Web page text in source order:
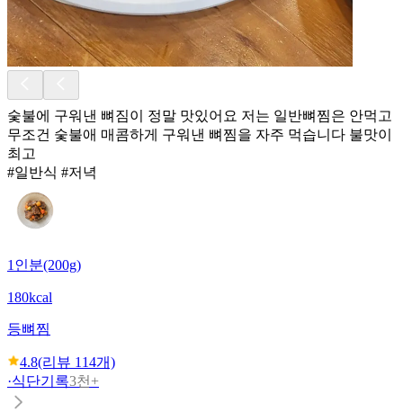
숯불에 구워낸 뼈짐이 정말 맛있어요 저는 일반뼈찜은 안먹고
무조건 숯불애 매콤하게 구워낸 뼈찜을 자주 먹습니다 불맛이
최고
#일반식 #저녁
1인분(200g)
180kcal
등뼈찜
4.8(리뷰 114개)
·식단기록3천+